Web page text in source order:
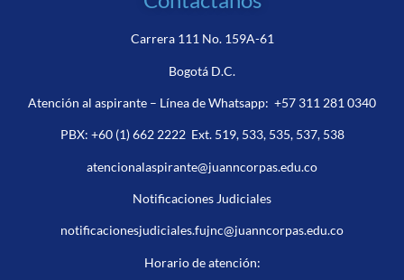
Carrera 111 No. 159A-61
Bogotá D.C.
Atención al aspirante – Línea de Whatsapp: +57 311 281 0340
PBX: +60 (1) 662 2222Ext. 519, 533, 535, 537, 538
atencionalaspirante@juanncorpas.edu.co
Notificaciones Judiciales
notificacionesjudiciales.fujnc@juanncorpas.edu.co
Horario de atención: